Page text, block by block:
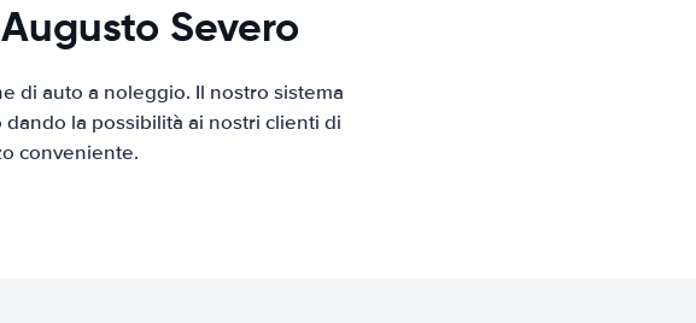
Severo
di auto a noleggio. Il nostro sistema
la possibilità ai nostri clienti di
conveniente.